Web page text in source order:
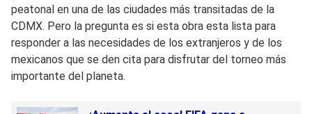
peatonal en una de las ciudades más transitadas de la
CDMX. Pero la pregunta es si esta obra esta lista para
responder a las necesidades de los extranjeros y de los
mexicanos que se den cita para disfrutar del torneo más
importante del planeta.